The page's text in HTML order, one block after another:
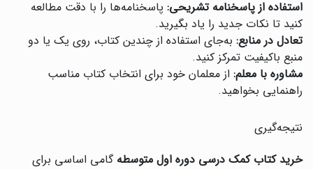
استفاده از پاسخنامه تشریحی: پاسخنامه‌ها را با دقت مطالعه
کنید تا نکات جدید را یاد بگیرید.
تعادل در منابع: به‌جای استفاده از چندین کتاب، روی یک یا دو
منبع باکیفیت تمرکز کنید.
مشاوره با معلم: از معلمان خود برای انتخاب کتاب مناسب
راهنمایی بخواهید.
نتیجه‌گیری
خرید کتاب کمک درسی دوره اول متوسطه گامی اساسی برای